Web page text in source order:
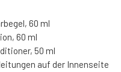
60 ml
60 ml
50 ml
auf der Innenseite